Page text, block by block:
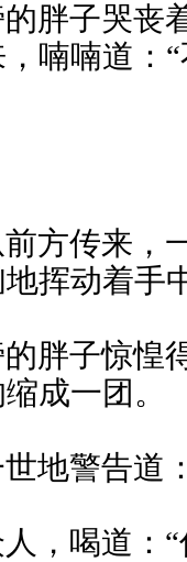
胖子哭丧
喃喃道：
方传来，
挥动着手
胖子惊惶
成一团。
地警告道
，喝道：“